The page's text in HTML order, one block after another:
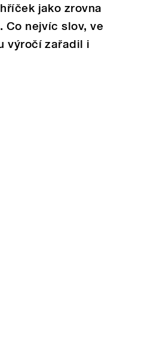
jako zrovna
Co nejvíc slov, ve
výročí zařadil i